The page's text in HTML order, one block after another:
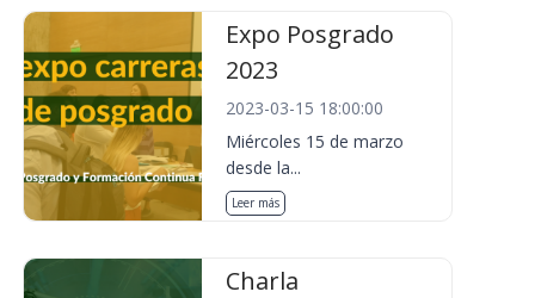
Expo Posgrado
2023
2023-03-15 18:00:00
Miércoles 15 de marzo
desde la...
Leer más
Charla